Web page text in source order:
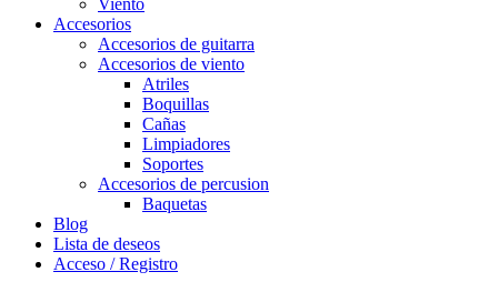
Viento
Accesorios
Accesorios de guitarra
Accesorios de viento
Atriles
Boquillas
Cañas
Limpiadores
Soportes
Accesorios de percusion
Baquetas
Blog
Lista de deseos
Acceso / Registro